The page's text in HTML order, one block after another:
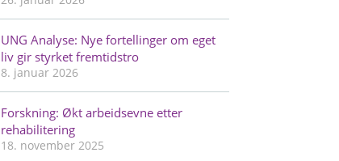
UNG Analyse: Nye fortellinger om eget
liv gir styrket fremtidstro
8. januar 2026
Forskning: Økt arbeidsevne etter
rehabilitering
18. november 2025